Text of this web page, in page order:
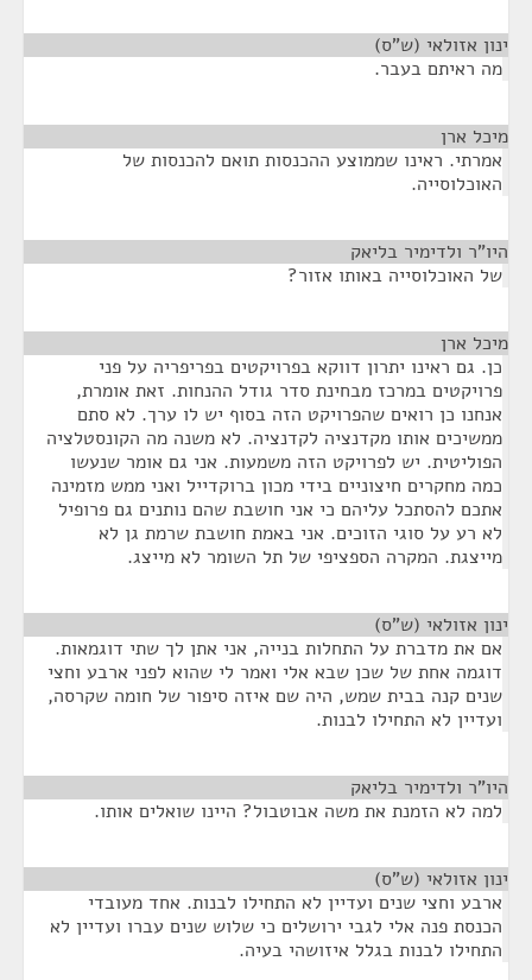
ינון אזולאי (ש"ס)
מה ראיתם בעבר.
מיכל ארן
אמרתי. ראינו שממוצע ההכנסות תואם להכנסות של
האוכלוסייה.
היו"ר ולדימיר בליאק
של האוכלוסייה באותו אזור?
מיכל ארן
כן. גם ראינו יתרון דווקא בפרויקטים בפריפריה על פני
פרויקטים במרכז מבחינת סדר גודל ההנחות. זאת אומרת,
אנחנו כן רואים שהפרויקט הזה בסוף יש לו ערך. לא סתם
ממשיכים אותו מקדנציה לקדנציה. לא משנה מה הקונסטלציה
הפוליטית. יש לפרויקט הזה משמעות. אני גם אומר שנעשו
כמה מחקרים חיצוניים בידי מכון ברוקדייל ואני ממש מזמינה
אתכם להסתכל עליהם כי אני חושבת שהם נותנים גם פרופיל
לא רע על סוגי הזוכים. אני באמת חושבת שרמת גן לא
מייצגת. המקרה הספציפי של תל השומר לא מייצג.
ינון אזולאי (ש"ס)
אם את מדברת על התחלות בנייה, אני אתן לך שתי דוגמאות.
דוגמה אחת של שכן שבא אלי ואמר לי שהוא לפני ארבע וחצי
שנים קנה בבית שמש, היה שם איזה סיפור של חומה שקרסה,
ועדיין לא התחילו לבנות.
היו"ר ולדימיר בליאק
למה לא הזמנת את משה אבוטבול? היינו שואלים אותו.
ינון אזולאי (ש"ס)
ארבע וחצי שנים ועדיין לא התחילו לבנות. אחד מעובדי
הכנסת פנה אלי לגבי ירושלים כי שלוש שנים עברו ועדיין לא
התחילו לבנות בגלל איזושהי בעיה.